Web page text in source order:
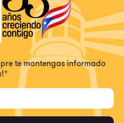
te mantengas informado
*